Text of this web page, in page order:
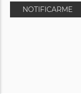
NOTIFICARME